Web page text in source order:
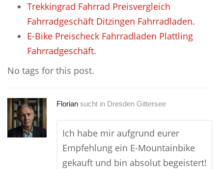
Trekkingrad Fahrrad Preisvergleich
Fahrradgeschäft Ditzingen Fahrradladen.
E-Bike Preischeck Fahrradladen Plattling
Fahrradgeschäft.
No tags for this post.
Florian sucht in Dresden Gittersee
Ich habe mir aufgrund eurer
Empfehlung ein E-Mountainbike
gekauft und bin absolut begeistert!